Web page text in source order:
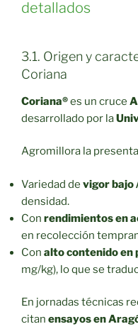
detallados
3.1. Origen y
Coriana
Coriana®es un cruce
desarrollado por la
Agromillora la
Variedad de vigor bajo
densidad.
Con rendimientos en
en recolección
Con alto contenido en
mg/kg), lo que se
En jornadas técnicas
citan ensayos en